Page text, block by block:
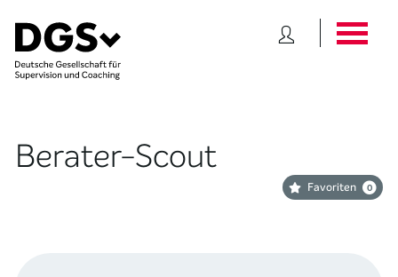
Berater-Scout
Favoriten 0